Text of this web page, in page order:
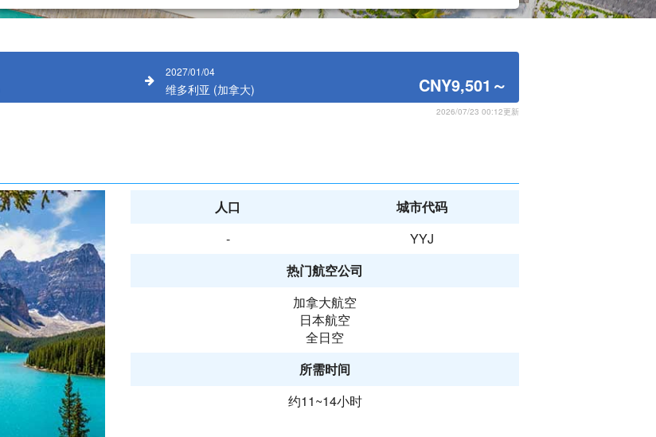
2027/01/04
维多利亚 (加拿大) CNY9,501 ～
2026/07/23 00:12更新
人口
城市代码
-
YYJ
热门航空公司
加拿大航空
日本航空
全日空
所需时间
约11~14小时